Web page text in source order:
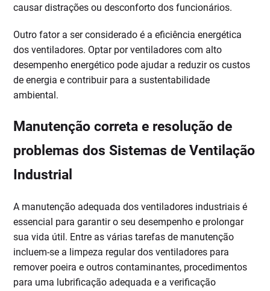
causar distrações ou desconforto dos funcionários.
Outro fator a ser considerado é a eficiência energética
dos ventiladores. Optar por ventiladores com alto
desempenho energético pode ajudar a reduzir os custos
de energia e contribuir para a sustentabilidade
ambiental.
Manutenção correta e resolução de
problemas dos Sistemas de Ventilação
Industrial
A manutenção adequada dos ventiladores industriais é
essencial para garantir o seu desempenho e prolongar
sua vida útil. Entre as várias tarefas de manutenção
incluem-se a limpeza regular dos ventiladores para
remover poeira e outros contaminantes, procedimentos
para uma lubrificação adequada e a verificação